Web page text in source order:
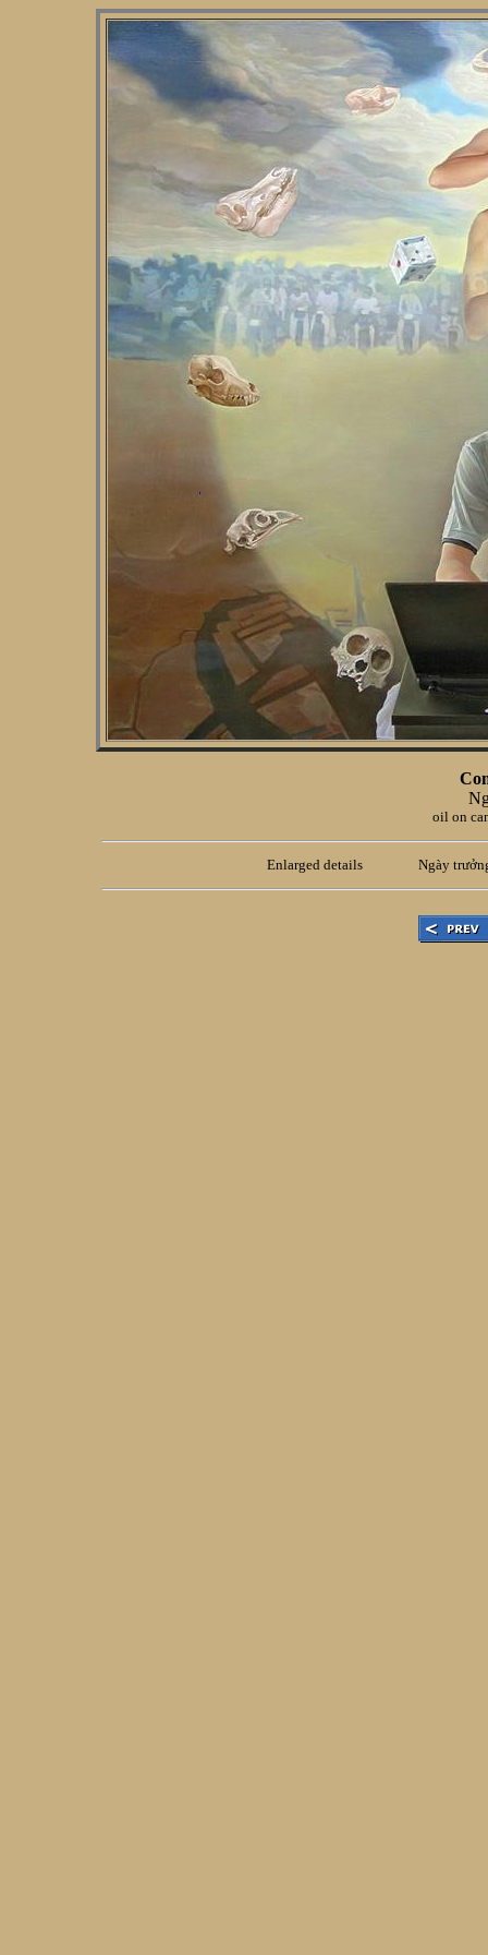
oil on
Enlarged details Ngày